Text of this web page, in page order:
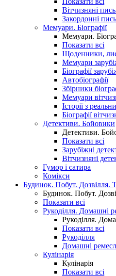
Вітчизняні
Закордонні
Мемуари. Біографії
Мемуари.
Показати всі
Щоденники,
Мемуари
Біографії
Автобіографії
Збірники
Мемуари
Історії з
Біографії
Детективи. Бойовики
Детективи.
Показати всі
Зарубіжні
Вітчизняні
Гумор і сатира
Комікси
Будинок. Побут. Дозвілля.
Будинок. Побут.
Показати всі
Рукоділля. Домашні
Рукоділля.
Показати всі
Рукоділля
Домашні
Кулінарія
Кулінарія
Показати всі